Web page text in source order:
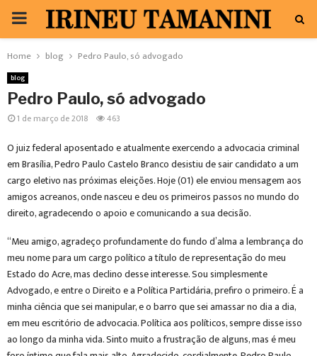
PRIMARY
MENU
Home blog Pedro Paulo, só advogado
blog
Pedro Paulo, só advogado
1 de março de 2018 463
O juiz federal aposentado e atualmente exercendo a advocacia criminal
em Brasília, Pedro Paulo Castelo Branco desistiu de sair candidato a um
cargo eletivo nas próximas eleições. Hoje (01) ele enviou mensagem aos
amigos acreanos, onde nasceu e deu os primeiros passos no mundo do
direito, agradecendo o apoio e comunicando a sua decisão.
“Meu amigo, agradeço profundamente do fundo d’alma a lembrança do
meu nome para um cargo político a título de representação do meu
Estado do Acre, mas declino desse interesse. Sou simplesmente
Advogado, e entre o Direito e a Política Partidária, prefiro o primeiro. É a
minha ciência que sei manipular, e o barro que sei amassar no dia a dia,
em meu escritório de advocacia. Política aos políticos, sempre disse isso
ao longo da minha vida. Sinto muito a frustração de alguns, mas é meu